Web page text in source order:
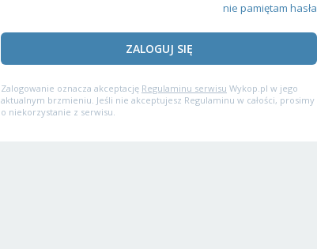
nie pamiętam hasła
ZALOGUJ SIĘ
Zalogowanie oznacza akceptację Regulaminu serwisu Wykop.pl w jego
aktualnym brzmieniu. Jeśli nie akceptujesz Regulaminu w całości, prosimy
o niekorzystanie z serwisu.